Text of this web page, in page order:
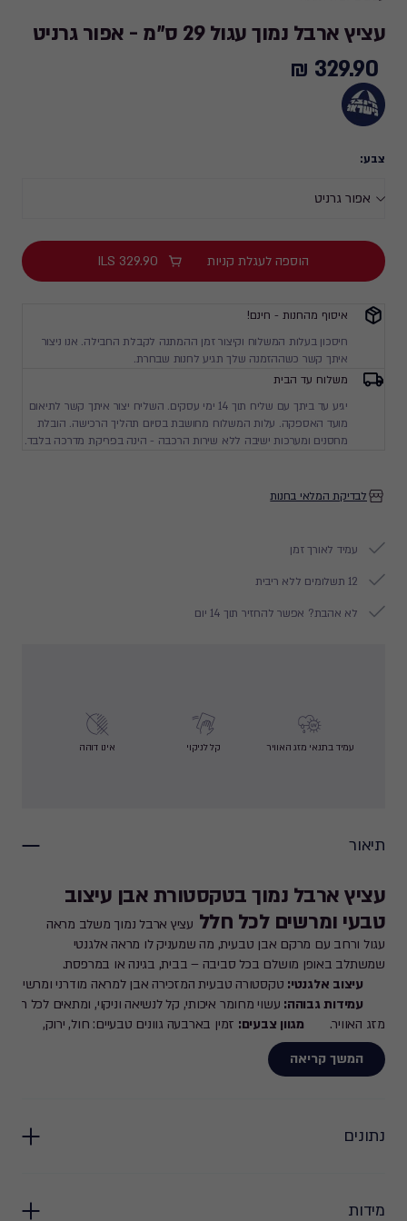
עציץ ארבל נמוך עגול 29 ס"מ - אפור גרניט
329.90
₪
329.90 ₪
צבע:
הוספה לעגלת קניות ILS 329.90
איסוף מהחנות - חינם!
חיסכון בעלות המשלוח וקיצור זמן ההמתנה לקבלת החבילה. אנו ניצור
איתך קשר כשההזמנה שלך תגיע לחנות שבחרת.
משלוח עד הבית
יגיע עד ביתך עם שליח תוך 14 ימי עסקים. השליח יצור איתך קשר לתיאום
מועד האספקה. עלות המשלוח מחושבת בסיום תהליך הרכישה. הובלת
מחסנים ומערכות ישיבה ללא שירות הרכבה - הינה בפריקת מדרכה בלבד.
לבדיקת המלאי בחנות
עמיד לאורך זמן
12 תשלומים ללא ריבית
לא אהבת? אפשר להחזיר תוך 14 יום
עמיד בתנאי מזג האוויר קל לניקוי אינו דוהה
תיאור
עציץ ארבל נמוך בטקסטורת אבן עיצוב
טבעי ומרשים לכל חלל עציץ ארבל נמוך משלב מראה
עגול ורחב עם מרקם אבן טבעית, מה שמעניק לו מראה אלגנטי
שמשתלב באופן מושלם בכל סביבה – בבית, בגינה או במרפסת.
עיצוב אלגנטי: טקסטורה טבעית המזכירה אבן למראה מודרני ומרשים.
עמידות גבוהה: עשוי מחומר איכותי, קל לנשיאה וניקוי, ומתאים לכל תנאי
מזג האוויר.
מגוון צבעים: זמין בארבעה גוונים טבעיים: חול, ירוק,
אפור וגרניט.
מידות:המשך קריאה
נתונים
מידות